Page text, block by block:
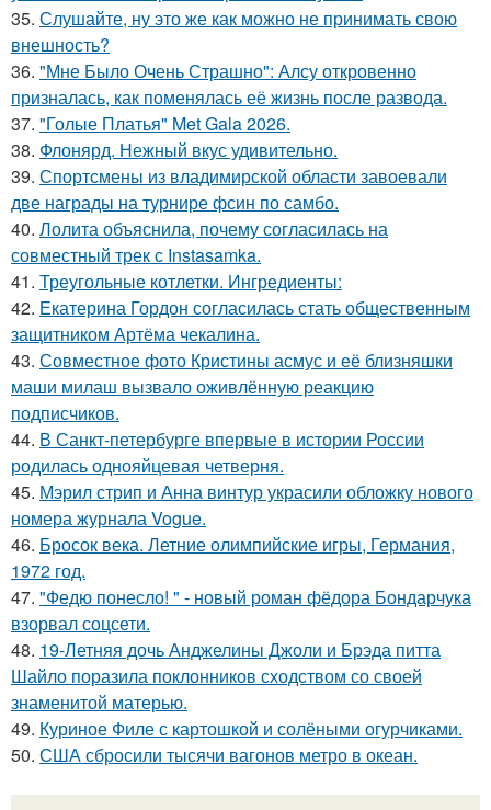
35. Слушайте, ну это же как можно не принимать свою
внешность?
36. "Мне Было Очень Страшно": Алсу откровенно
призналась, как поменялась её жизнь после развода.
37. "Голые Платья" Met Gala 2026.
38. Флонярд. Нежный вкус удивительно.
39. Спортсмены из владимирской области завоевали
две награды на турнире фсин по самбо.
40. Лолита объяснила, почему согласилась на
совместный трек с Instasamka.
41. Треугольные котлетки. Ингредиенты:
42. Екатерина Гордон согласилась стать общественным
защитником Артёма чекалина.
43. Совместное фото Кристины асмус и её близняшки
маши милаш вызвало оживлённую реакцию
подписчиков.
44. В Санкт-петербурге впервые в истории России
родилась однояйцевая четверня.
45. Мэрил стрип и Анна винтур украсили обложку нового
номера журнала Vogue.
46. Бросок века. Летние олимпийские игры, Германия,
1972 год.
47. "Федю понесло! " - новый роман фёдора Бондарчука
взорвал соцсети.
48. 19-Летняя дочь Анджелины Джоли и Брэда питта
Шайло поразила поклонников сходством со своей
знаменитой матерью.
49. Куриное Филе с картошкой и солёными огурчиками.
50. США сбросили тысячи вагонов метро в океан.